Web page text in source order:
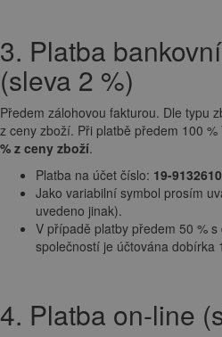
3. Platba
(sleva 2 %)
Předem zálohovou fakturou. Dle typu
z ceny zboží. Při platbě předem 100
% z ceny zboží.
Platba na účet číslo: 19-
Jako variabilní symbol prosím
uvedeno jinak).
V případě platby předem 50 %
společností je účtována dobírka
4. Platba on-line